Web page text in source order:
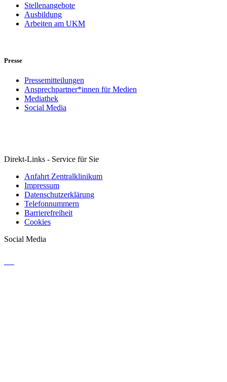
Stellenangebote
Ausbildung
Arbeiten am UKM
Presse
Pressemitteilungen
Ansprechpartner*innen für Medien
Mediathek
Social Media
Direkt-Links - Service für Sie
Anfahrt Zentralklinikum
Impressum
Datenschutzerklärung
Telefonnummern
Barrierefreiheit
Cookies
Social Media